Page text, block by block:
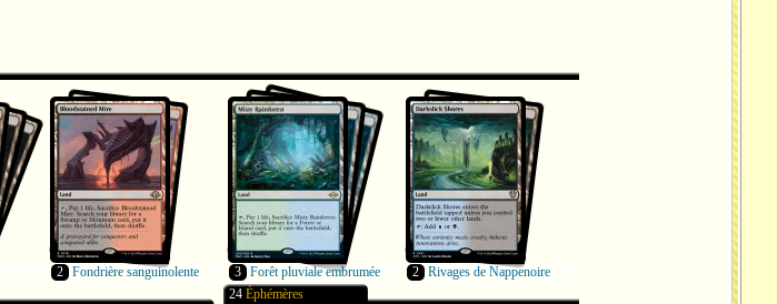
2 Fondrière sanguinolente 3 Forêt pluviale embrumée 2 Rivages de Nappenoire
24 Éphémères